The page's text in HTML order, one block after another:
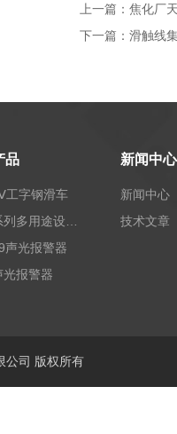
上一篇： 焦化厂
下一篇： 滑触线
品
工字钢滑车
声光报警器
光报警器
新闻中心
新闻中心
技术文章
公司 版权所有